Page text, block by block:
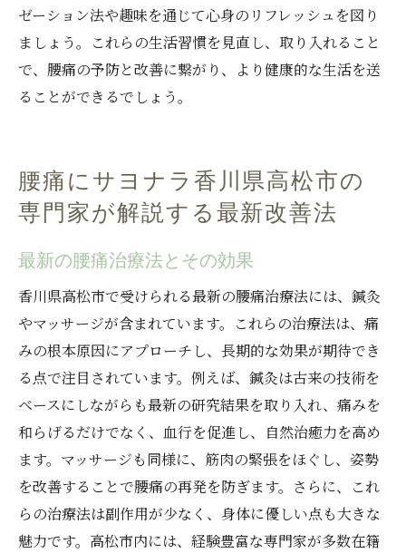
ゼーション法や趣味を通じて心身のリフレッシュを図り
ましょう。これらの生活習慣を見直し、取り入れること
で、腰痛の予防と改善に繋がり、より健康的な生活を送
ることができるでしょう。
腰痛にサヨナラ香川県高松市の
専門家が解説する最新改善法
最新の腰痛治療法とその効果
香川県高松市で受けられる最新の腰痛治療法には、鍼灸
やマッサージが含まれています。これらの治療法は、痛
みの根本原因にアプローチし、長期的な効果が期待でき
る点で注目されています。例えば、鍼灸は古来の技術を
ベースにしながらも最新の研究結果を取り入れ、痛みを
和らげるだけでなく、血行を促進し、自然治癒力を高め
ます。マッサージも同様に、筋肉の緊張をほぐし、姿勢
を改善することで腰痛の再発を防ぎます。さらに、これ
らの治療法は副作用が少なく、身体に優しい点も大きな
魅力です。高松市内には、経験豊富な専門家が多数在籍